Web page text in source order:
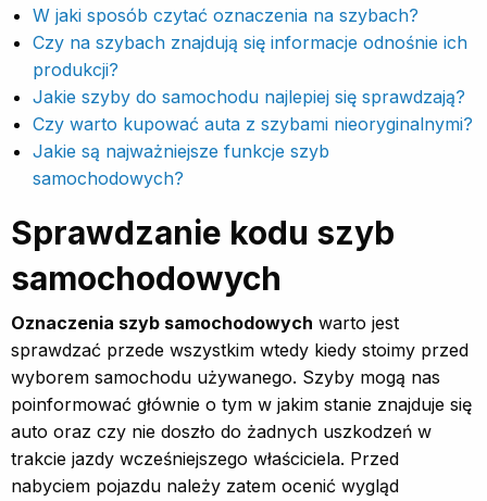
W jaki sposób czytać oznaczenia na szybach?
Czy na szybach znajdują się informacje odnośnie ich
produkcji?
Jakie szyby do samochodu najlepiej się sprawdzają?
Czy warto kupować auta z szybami nieoryginalnymi?
Jakie są najważniejsze funkcje szyb
samochodowych?
Sprawdzanie kodu szyb
samochodowych
Oznaczenia szyb samochodowych warto jest
sprawdzać przede wszystkim wtedy kiedy stoimy przed
wyborem samochodu używanego. Szyby mogą nas
poinformować głównie o tym w jakim stanie znajduje się
auto oraz czy nie doszło do żadnych uszkodzeń w
trakcie jazdy wcześniejszego właściciela. Przed
nabyciem pojazdu należy zatem ocenić wygląd